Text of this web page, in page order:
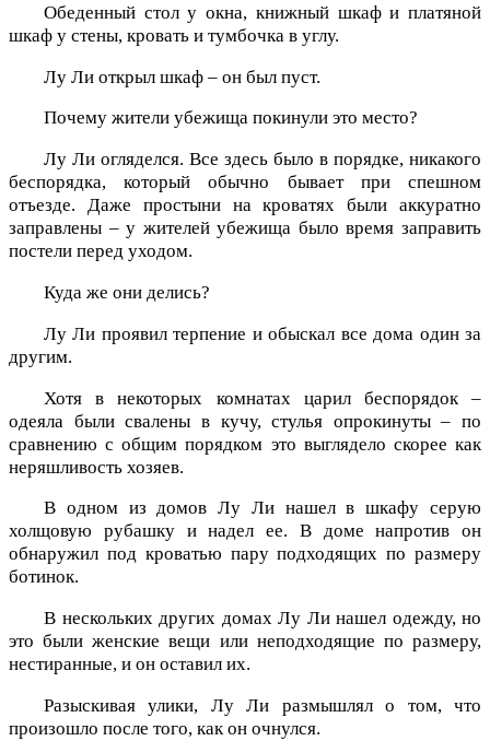
Обеденный стол у окна, книжный шкаф и платяной
шкаф у стены, кровать и тумбочка в углу.
Лу Ли открыл шкаф – он был пуст.
Почему жители убежища покинули это место?
Лу Ли огляделся. Все здесь было в порядке, никакого
беспорядка, который обычно бывает при спешном
отъезде. Даже простыни на кроватях были аккуратно
заправлены – у жителей убежища было время заправить
постели перед уходом.
Куда же они делись?
Лу Ли проявил терпение и обыскал все дома один за
другим.
Хотя в некоторых комнатах царил беспорядок –
одеяла были свалены в кучу, стулья опрокинуты – по
сравнению с общим порядком это выглядело скорее как
неряшливость хозяев.
В одном из домов Лу Ли нашел в шкафу серую
холщовую рубашку и надел ее. В доме напротив он
обнаружил под кроватью пару подходящих по размеру
ботинок.
В нескольких других домах Лу Ли нашел одежду, но
это были женские вещи или неподходящие по размеру,
нестиранные, и он оставил их.
Разыскивая улики, Лу Ли размышлял о том, что
произошло после того, как он очнулся.